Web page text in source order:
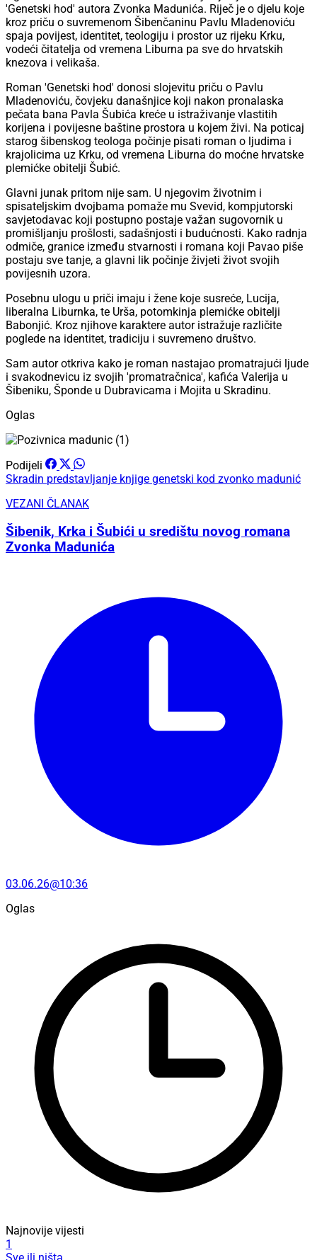
'Genetski hod' autora Zvonka Madunića. Riječ je o djelu koje
kroz priču o suvremenom Šibenčaninu Pavlu Mladenoviću
spaja povijest, identitet, teologiju i prostor uz rijeku Krku,
vodeći čitatelja od vremena Liburna pa sve do hrvatskih
knezova i velikaša.
Roman 'Genetski hod' donosi slojevitu priču o Pavlu
Mladenoviću, čovjeku današnjice koji nakon pronalaska
pečata bana Pavla Šubića kreće u istraživanje vlastitih
korijena i povijesne baštine prostora u kojem živi. Na poticaj
starog šibenskog teologa počinje pisati roman o ljudima i
krajolicima uz Krku, od vremena Liburna do moćne hrvatske
plemićke obitelji Šubić.
Glavni junak pritom nije sam. U njegovim životnim i
spisateljskim dvojbama pomaže mu Svevid, kompjutorski
savjetodavac koji postupno postaje važan sugovornik u
promišljanju prošlosti, sadašnjosti i budućnosti. Kako radnja
odmiče, granice između stvarnosti i romana koji Pavao piše
postaju sve tanje, a glavni lik počinje živjeti život svojih
povijesnih uzora.
Posebnu ulogu u priči imaju i žene koje susreće, Lucija,
liberalna Liburnka, te Urša, potomkinja plemićke obitelji
Babonjić. Kroz njihove karaktere autor istražuje različite
poglede na identitet, tradiciju i suvremeno društvo.
Sam autor otkriva kako je roman nastajao promatrajući ljude
i svakodnevicu iz svojih 'promatračnica', kafića Valerija u
Šibeniku, Šponde u Dubravicama i Mojita u Skradinu.
Oglas
Podijeli
Skradin predstavljanje knjige genetski kod zvonko madunić
VEZANI ČLANAK
Šibenik, Krka i Šubići u središtu novog romana
Zvonka Madunića
03.06.26@10:36
Oglas
Najnovije vijesti
1